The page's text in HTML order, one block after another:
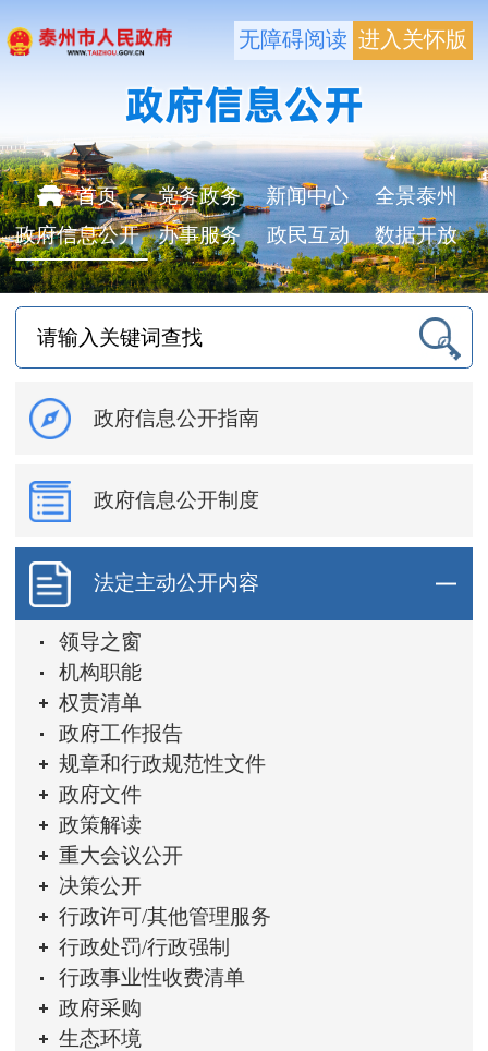
首页 党务政务 新闻中心
全景泰州
政府信息公开
办事服务 政民互动 数据开放
无障碍阅读 进入关怀版
政府信息公开指南
政府信息公开制度
法定主动公开内容
领导之窗
机构职能
权责清单
政府工作报告
规章和行政规范性文件
政府文件
政策解读
重大会议公开
决策公开
行政许可/其他管理服务
行政处罚/行政强制
行政事业性收费清单
政府采购
生态环境